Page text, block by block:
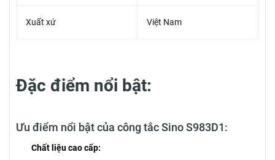
Xuất xứ Việt Nam
Đặc điểm nổi bật:
Ưu điểm nổi bật của công tắc Sino S983D1:
Chất liệu cao cấp: